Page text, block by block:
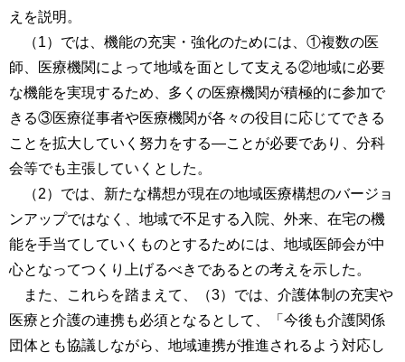
えを説明。
（1）では、機能の充実・強化のためには、①複数の医
師、医療機関によって地域を面として支える②地域に必要
な機能を実現するため、多くの医療機関が積極的に参加で
きる③医療従事者や医療機関が各々の役目に応じてできる
ことを拡大していく努力をする―ことが必要であり、分科
会等でも主張していくとした。
（2）では、新たな構想が現在の地域医療構想のバージョ
ンアップではなく、地域で不足する入院、外来、在宅の機
能を手当てしていくものとするためには、地域医師会が中
心となってつくり上げるべきであるとの考えを示した。
また、これらを踏まえて、（3）では、介護体制の充実や
医療と介護の連携も必須となるとして、「今後も介護関係
団体とも協議しながら、地域連携が推進されるよう対応し